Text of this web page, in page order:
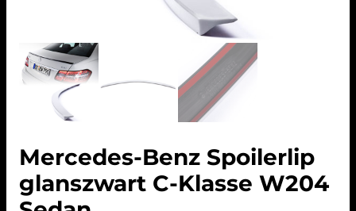
Mercedes-Benz Spoilerlip
glanszwart C-Klasse W204